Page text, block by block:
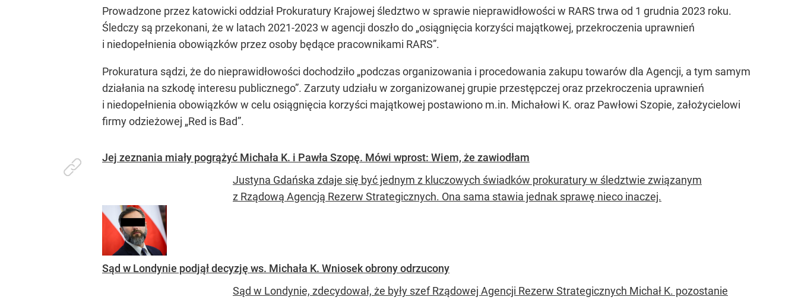
Prowadzone przez katowicki oddział Prokuratury Krajowej śledztwo w sprawie nieprawidłowości w RARS trwa od 1 grudnia 2023 roku.
Śledczy są przekonani, że w latach 2021-2023 w agencji doszło do „osiągnięcia korzyści majątkowej, przekroczenia uprawnień
i niedopełnienia obowiązków przez osoby będące pracownikami RARS”.
Prokuratura sądzi, że do nieprawidłowości dochodziło „podczas organizowania i procedowania zakupu towarów dla Agencji, a tym samym
działania na szkodę interesu publicznego”. Zarzuty udziału w zorganizowanej grupie przestępczej oraz przekroczenia uprawnień
i niedopełnienia obowiązków w celu osiągnięcia korzyści majątkowej postawiono m.in. Michałowi K. oraz Pawłowi Szopie, założycielowi
firmy odzieżowej „Red is Bad”.
Jej zeznania miały pogrążyć Michała K. i Pawła Szopę. Mówi wprost: Wiem, że zawiodłam
Justyna Gdańska zdaje się być jednym z kluczowych świadków prokuratury w śledztwie związanym
z Rządową Agencją Rezerw Strategicznych. Ona sama stawia jednak sprawę nieco inaczej.
Sąd w Londynie podjął decyzję ws. Michała K. Wniosek obrony odrzucony
Sąd w Londynie, zdecydował, że były szef Rządowej Agencji Rezerw Strategicznych Michał K. pozostanie